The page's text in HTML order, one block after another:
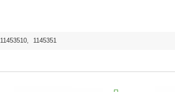
11453510, 1145351